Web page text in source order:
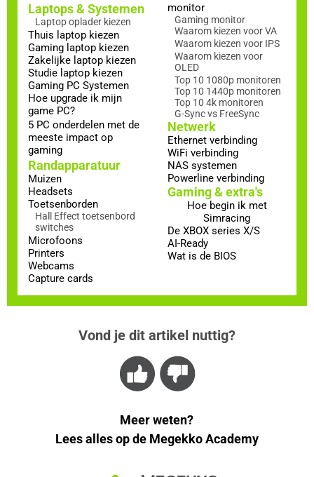
Laptops & Systemen
Laptop oplader kiezen
Thuis laptop kiezen
Gaming laptop kiezen
Zakelijke laptop kiezen
Studie laptop kiezen
Gaming PC Systemen
Hoe upgrade ik mijn
game PC?
5 PC onderdelen met de
meeste impact op
gaming
Randapparatuur
Muizen
Headsets
Toetsenborden
Hall Effect toetsenbord
switches
Microfoons
Printers
Webcams
Capture cards
monitor
Gaming monitor
Waarom kiezen voor VA
Waarom kiezen voor IPS
Waarom kiezen voor
OLED
Top 10 1080p monitoren
Top 10 1440p monitoren
Top 10 4k monitoren
G-Sync vs FreeSync
Netwerk
Ethernet verbinding
WiFi verbinding
NAS systemen
Powerline verbinding
Gaming & extra's
Hoe begin ik met
Simracing
De XBOX series X/S
AI-Ready
Wat is de BIOS
Vond je dit artikel nuttig?
Meer weten?
Lees alles op de Megekko Academy